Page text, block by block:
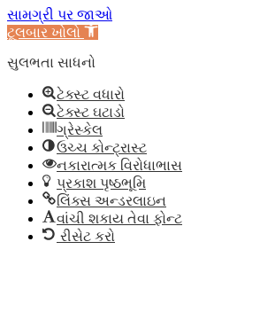
સામગ્રી પર જાઓ
ટૂલબાર ખોલો
સુલભતા સાધનો
ટેક્સ્ટ વધારો
ટેક્સ્ટ ઘટાડો
ગ્રેસ્કેલ
ઉચ્ચ કોન્ટ્રાસ્ટ
નકારાત્મક વિરોધાભાસ
પ્રકાશ પૃષ્ઠભૂમિ
લિંક્સ અન્ડરલાઇન
વાંચી શકાય તેવા ફોન્ટ
રીસેટ કરો